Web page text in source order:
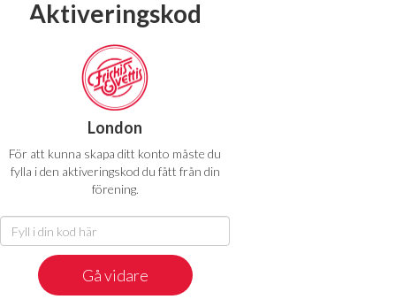
Aktiveringskod
London
För att kunna skapa ditt konto måste du
fylla i den aktiveringskod du fått från din
förening.